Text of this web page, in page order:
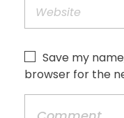
Save my
browser for the